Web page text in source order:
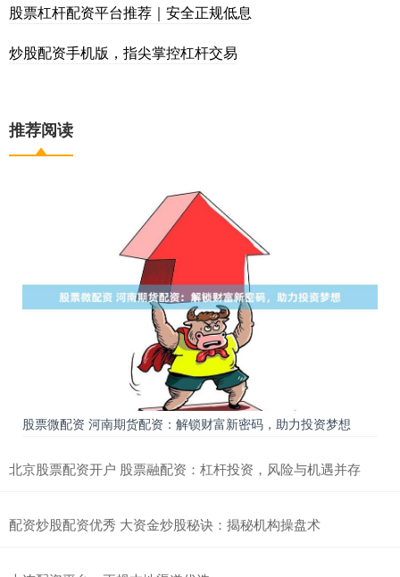
股票杠杆配资平台推荐｜安全正规低息
炒股配资手机版，指尖掌控杠杆交易
推荐阅读
股票微配资 河南期货配资：解锁财富新密码，助力投资梦想
北京股票配资开户 股票融配资：杠杆投资，风险与机遇并存
配资炒股配资优秀 大资金炒股秘诀：揭秘机构操盘术